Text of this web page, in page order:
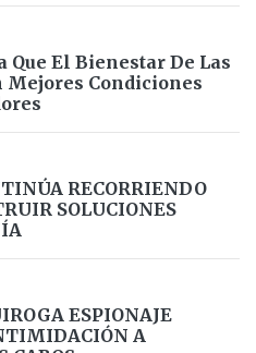
El Bienestar De Las
Mejores Condiciones
RECORRIENDO
SOLUCIONES
ESPIONAJE
A